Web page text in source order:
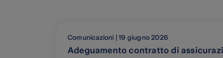
Comunicazioni | 19 giugno 2026
Adeguamento contratto di